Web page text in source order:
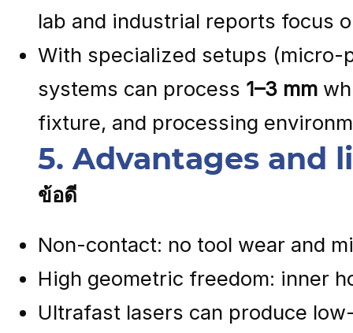
lab and industrial reports focus
With specialized setups (micro-
systems can process 1–3 mm
fixture, and processing
5. Advantages and
ข้อดี
Non-contact: no tool wear and
High geometric freedom: inner
Ultrafast lasers can produce